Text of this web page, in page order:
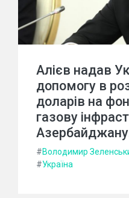
Алієв надав
допомогу в
доларів на
газову
#Володимир
#Україна